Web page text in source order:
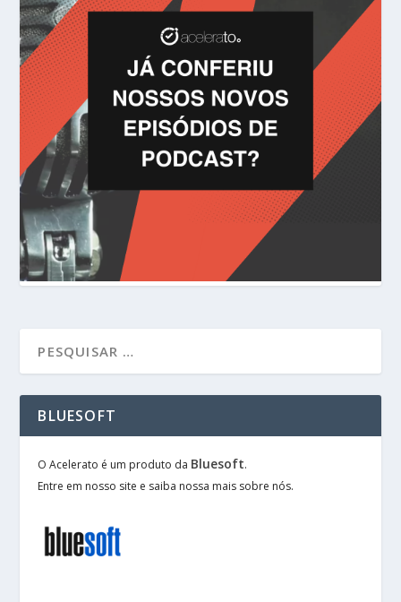
BLUESOFT
O Acelerato é um produto da Bluesoft.
Entre em nosso site e saiba nossa mais sobre nós.